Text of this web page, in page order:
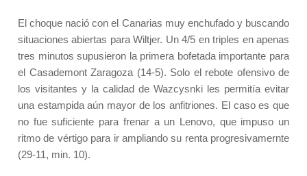
El choque nació con el Canarias muy enchufado y buscando
situaciones abiertas para Wiltjer. Un 4/5 en triples en apenas
tres minutos supusieron la primera bofetada importante para
el Casademont Zaragoza (14-5). Solo el rebote ofensivo de
los visitantes y la calidad de Wazcysnki les permitía evitar
una estampida aún mayor de los anfitriones. El caso es que
no fue suficiente para frenar a un Lenovo, que impuso un
ritmo de vértigo para ir ampliando su renta progresivamernte
(29-11, min. 10).